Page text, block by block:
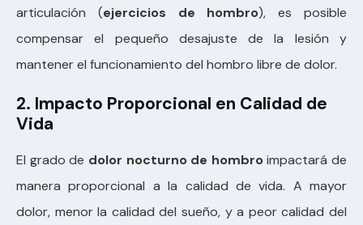
articulación (ejercicios de hombro), es posible
compensar el pequeño desajuste de la lesión y
mantener el funcionamiento del hombro libre de dolor.
2. Impacto Proporcional en Calidad de
Vida
El grado de dolor nocturno de hombroimpactará de
manera proporcional a la calidad de vida. A mayor
dolor, menor la calidad del sueño, y a peor calidad del